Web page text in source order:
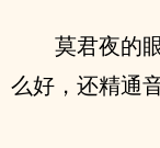
莫君夜的
么好，还精通